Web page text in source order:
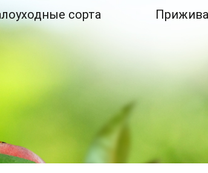
сорта